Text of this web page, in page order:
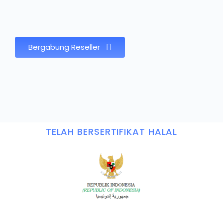
Bergabung Reseller
TELAH BERSERTIFIKAT HALAL